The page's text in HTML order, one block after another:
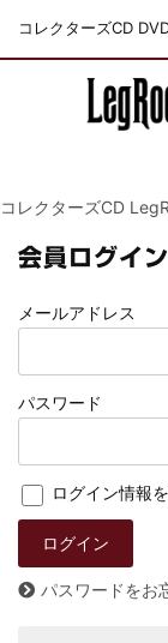
コレクターズCD
コレクターズCD
会員ログイン
メールアドレス
パスワード
ログイン情報
パスワードをお